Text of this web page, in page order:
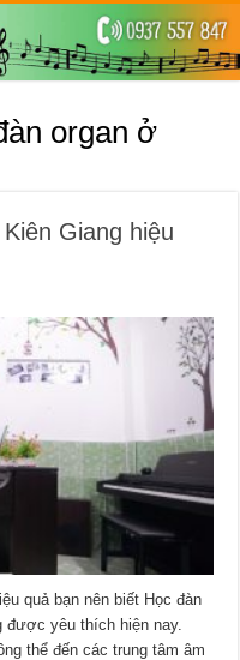
organ ở
Giang hiệu
quả bạn nên biết Học đàn
được yêu thích hiện nay.
thể đến các trung tâm âm